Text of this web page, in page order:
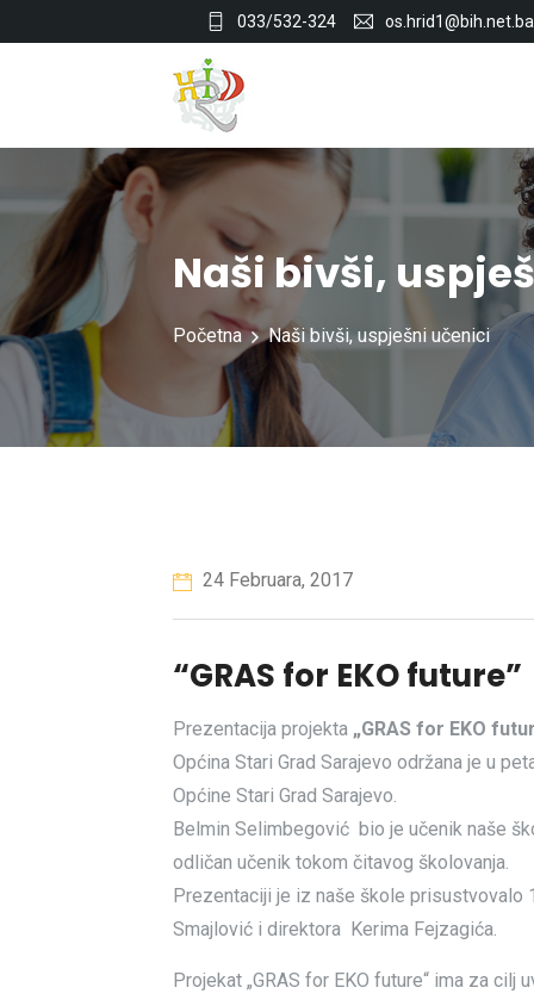
033/532-324 os.hrid1@bih.net.ba
Naši bivši,
Početna Naši bivši, uspješni učenici
24 Februara, 2017
“GRAS for EKO future”
Prezentacija projekta „GRAS for EKO
Općina Stari Grad Sarajevo održana je u
Općine Stari Grad Sarajevo.
Belmin Selimbegović bio je učenik naše
odličan učenik tokom čitavog školovanja.
Prezentaciji je iz naše škole prisustvovalo
Smajlović i direktora Kerima Fejzagića.
Projekat „GRAS for EKO future“ ima za